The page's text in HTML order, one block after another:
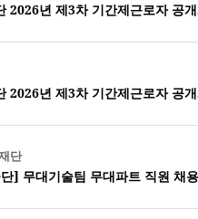
2026년 제3차 기간제근로자 공
2026년 제3차 기간제근로자 공
단
] 무대기술팀 무대파트 직원 채용